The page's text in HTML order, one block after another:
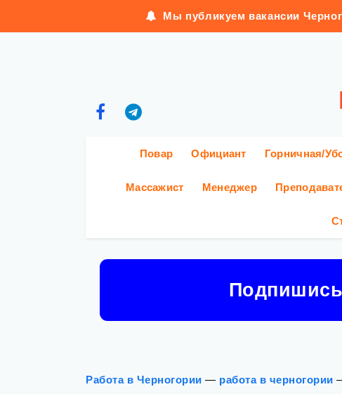
Мы публикуем вакансии
Повар Официант Горничная/
Массажист Менеджер
Работа в Черногории — работа в черногории